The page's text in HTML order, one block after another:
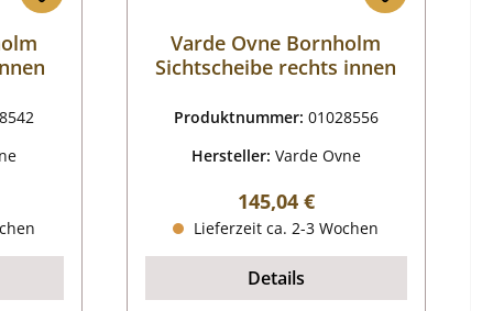
Varde Ovne Bornholm
Sichtscheibe rechts innen
Produktnummer: 01028556
Hersteller: Varde Ovne
Regulärer Preis:
145,04 €
Lieferzeit ca. 2-3 Wochen
Details